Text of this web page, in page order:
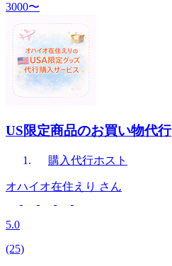
3000〜
US限定商品のお買い物代行
購入代行ホスト
オハイオ在住えり さん
5.0
(25)